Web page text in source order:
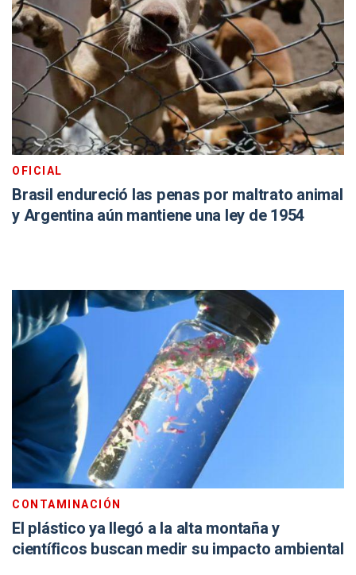
OFICIAL
Brasil endureció las penas por maltrato animal
y Argentina aún mantiene una ley de 1954
CONTAMINACIÓN
El plástico ya llegó a la alta montaña y
científicos buscan medir su impacto ambiental